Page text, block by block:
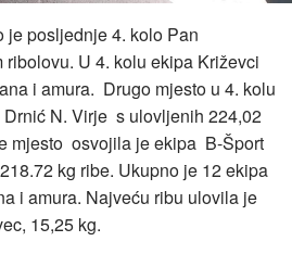
je posljednje 4. kolo Pan
U 4. kolu ekipa Križevci
i amura. Drugo mjesto u 4. kolu
N. Virje s ulovljenih 224,02
mjesto osvojila je ekipa B-Šport
kg ribe. Ukupno je 12 ekipa
i amura. Najveću ribu ulovila je
15,25 kg.